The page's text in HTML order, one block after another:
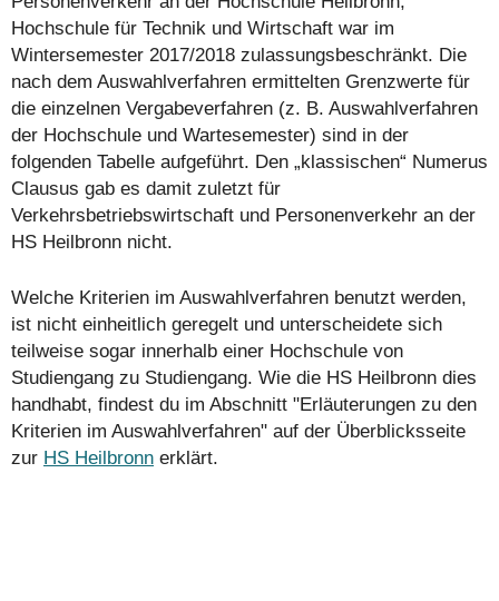
Hochschule für Technik und Wirtschaft war im
Wintersemester 2017/2018 zulassungsbeschränkt. Die
nach dem Auswahlverfahren ermittelten Grenzwerte für
die einzelnen Vergabeverfahren (z. B. Auswahlverfahren
der Hochschule und Wartesemester) sind in der
folgenden Tabelle aufgeführt. Den „klassischen“ Numerus
Clausus gab es damit zuletzt für
Verkehrsbetriebswirtschaft und Personenverkehr an der
HS Heilbronn nicht.
Welche Kriterien im Auswahlverfahren benutzt werden,
ist nicht einheitlich geregelt und unterscheidete sich
teilweise sogar innerhalb einer Hochschule von
Studiengang zu Studiengang. Wie die HS Heilbronn dies
handhabt, findest du im Abschnitt "Erläuterungen zu den
Kriterien im Auswahlverfahren" auf der Überblicksseite
zur HS Heilbronn erklärt.